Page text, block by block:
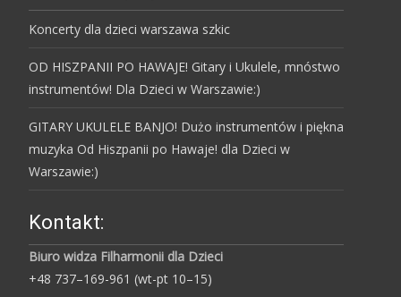
Koncerty dla dzieci warszawa szkic
OD HISZPANII PO HAWAJE! Gitary i Ukulele, mnóstwo
instrumentów! Dla Dzieci w Warszawie:)
GITARY UKULELE BANJO! Dużo instrumentów i piękna
muzyka Od Hiszpanii po Hawaje! dla Dzieci w
Warszawie:)
Kontakt:
Biuro widza Filharmonii dla Dzieci
+48 737–169-961 (wt-pt 10–15)